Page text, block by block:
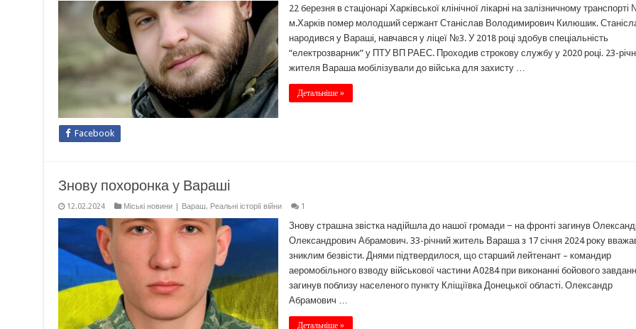
22 березня в стаціонарі Харківської клінічної лікарні на залізничному транспорті
м.Харків помер молодший сержант Станіслав Володимирович Килюшик.
народився у Вараші, навчався у ліцеї №3. У 2018 році здобув спеціальність
“електрозварник” у ПТУ ВП РАЕС. Проходив строкову службу у 2020 році. 23-
жителя Вараша мобілізували до війська для захисту …
Детальніше »
Facebook
Знову похоронка у Вараші
12.02.2024 Міські новини | Вараш, Реальні історії війни 1
Знову страшна звістка надійшла до нашої громади − на фронті загинув
Олександрович Абрамович. 33-річний житель Вараша з 17 січня 2024 року
зниклим безвісти. Днями підтвердилося, що старший лейтенант – командир
аеромобільного взводу військової частини А0284 при виконанні бойового
загинув поблизу населеного пункту Кліщіївка Донецької області. Олександр
Абрамович …
Детальніше »